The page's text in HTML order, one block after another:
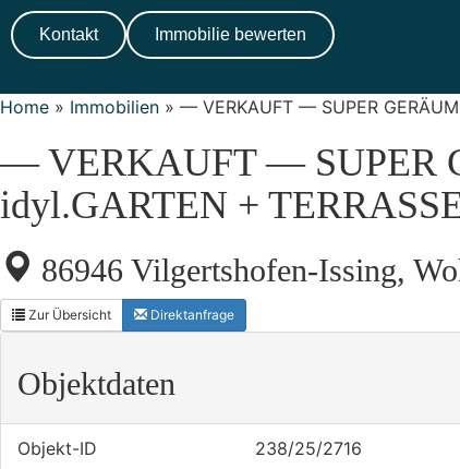
Kontakt Immobilie bewerten
Home » Immobilien » — VERKAUFT — SUPER
— VERKAUFT — SUPER
idyl.GARTEN +
86946 Vilgertshofen-Issing,
Zur Übersicht Direktanfrage
Objektdaten
Objekt-ID 238/25/2716